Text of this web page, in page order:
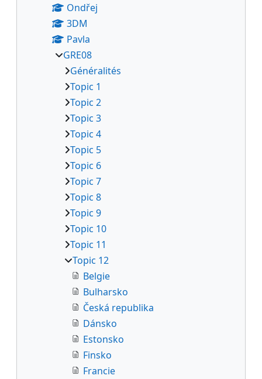
Ondřej
3DM
Pavla
GRE08
Généralités
Topic 1
Topic 2
Topic 3
Topic 4
Topic 5
Topic 6
Topic 7
Topic 8
Topic 9
Topic 10
Topic 11
Topic 12
Belgie
Bulharsko
Česká republika
Dánsko
Estonsko
Finsko
Francie